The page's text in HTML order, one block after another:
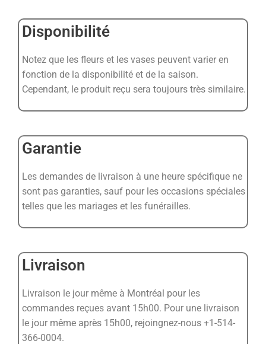
Disponibilité
Notez que les fleurs et les vases peuvent varier en
fonction de la disponibilité et de la saison.
Cependant, le produit reçu sera toujours très similaire.
Garantie
Les demandes de livraison à une heure spécifique ne
sont pas garanties, sauf pour les occasions spéciales
telles que les mariages et les funérailles.
Livraison
Livraison le jour même à Montréal pour les
commandes reçues avant 15h00. Pour une livraison
le jour même après 15h00, rejoingnez-nous +1-514-
366-0004.